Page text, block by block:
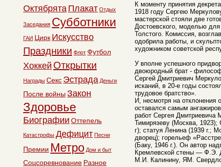
К моменту принятия
1918 году Сергею
мастерской стояли две
Достоевского, моделью
Толстого. Комиссия,
одобрила работы, и
художником советской
У вполне успешного
двоюродный брат -
Сергей Дмитриевич
исканий, в 20-е годы
трудовое братство».
И, несмотря на отклонения
оставался самым
работ Сергея
Тимирязеву (Москва,
г); статуя Ленина (1939 г.;
дворец); горельеф
(Баку, 1946 г.). Он автор
Кремлевской стены — Ф.Э.
М.И. Калинину, ЯМ.
Октябрята Плакат Отдых
Заседания Субботники
ГАИ Цирк Искусство
Праздники Флот Футбол
Хоккей Открытки
Награды Секс Эстрада Деньги
После войны Закон
Здоровье
Биографии Оттепель
Катастрофы Дефицит Песни
Премии Метро Дом и быт
Соцсоревнование Разное